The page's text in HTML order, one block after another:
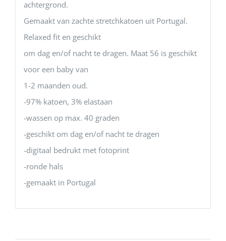
achtergrond.
Gemaakt van zachte stretchkatoen uit Portugal.
Relaxed fit en geschikt
om dag en/of nacht te dragen. Maat 56 is geschikt
voor een baby van
1-2 maanden oud.
-97% katoen, 3% elastaan
-wassen op max. 40 graden
-geschikt om dag en/of nacht te dragen
-digitaal bedrukt met fotoprint
-ronde hals
-gemaakt in Portugal